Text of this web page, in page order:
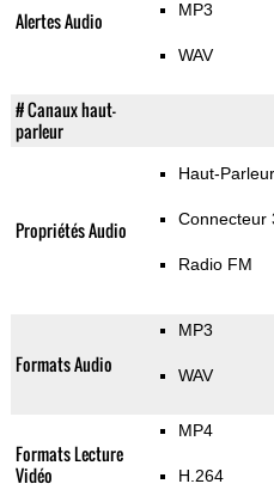
Alertes Audio MP3
WAV
# Canaux haut-
parleur
Propriétés Audio
Haut-Parleur
Connecteur
Radio FM
Formats Audio
MP3
WAV
Formats Lecture
Vidéo
MP4
H.264